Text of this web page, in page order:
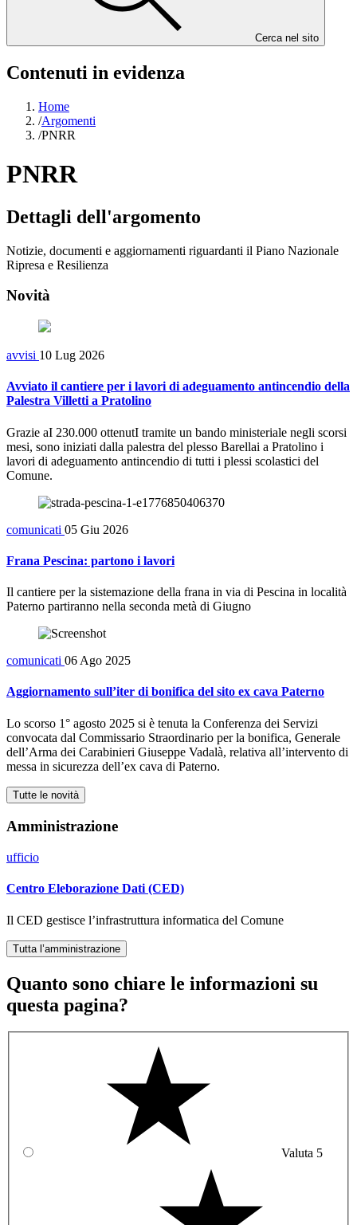
Cerca nel sito
Contenuti in evidenza
Home
/Argomenti
/PNRR
PNRR
Dettagli dell'argomento
Notizie, documenti e aggiornamenti riguardanti il Piano Nazionale
Ripresa e Resilienza
Novità
avvisi 10 Lug 2026
Avviato il cantiere per i lavori di adeguamento antincendio della
Palestra Villetti a Pratolino
Grazie aI 230.000 ottenutI tramite un bando ministeriale negli scorsi
mesi, sono iniziati dalla palestra del plesso Barellai a Pratolino i
lavori di adeguamento antincendio di tutti i plessi scolastici del
Comune.
comunicati 05 Giu 2026
Frana Pescina: partono i lavori
Il cantiere per la sistemazione della frana in via di Pescina in località
Paterno partiranno nella seconda metà di Giugno
comunicati 06 Ago 2025
Aggiornamento sull’iter di bonifica del sito ex cava Paterno
Lo scorso 1° agosto 2025 si è tenuta la Conferenza dei Servizi
convocata dal Commissario Straordinario per la bonifica, Generale
dell’Arma dei Carabinieri Giuseppe Vadalà, relativa all’intervento di
messa in sicurezza dell’ex cava di Paterno.
Tutte le novità
Amministrazione
ufficio
Centro Eleborazione Dati (CED)
Il CED gestisce l’infrastruttura informatica del Comune
Tutta l’amministrazione
Quanto sono chiare le informazioni su
questa pagina?
Valuta 5